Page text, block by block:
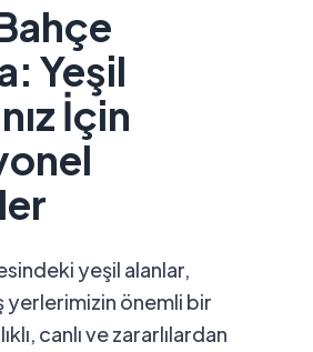
Yeşil
İçin
yeşil alanlar,
yerlerimizin önemli bir
canlı ve zararlılardan